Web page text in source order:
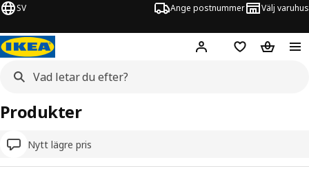
SV Ange postnummer Välj varuhus
Hej! Logga inInköpslistaVarukorg
Nytt lägre pris
Produkter